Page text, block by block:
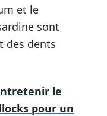
et le
sont
des dents
le
pour un